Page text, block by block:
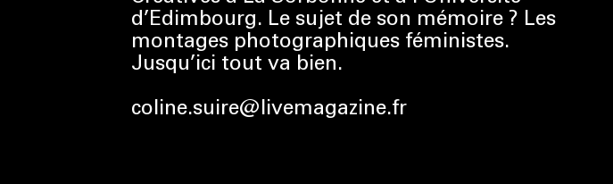
d’Edimbourg. Le sujet de son mémoire ? Les
montages photographiques féministes.
Jusqu’ici tout va bien.
coline.suire@livemagazine.fr